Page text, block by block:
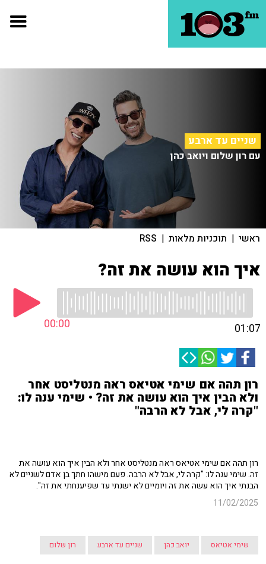
שניים עד ארבע
עם רון שלום ויואב כהן
ראשי | תוכניות מלאות |
RSS
איך הוא עושה את זה?
00:00 01:07
רון תהה אם שימי אטיאס ראה מנטליסט אחר
ולא הבין איך הוא עושה את זה? • שימי ענה לו:
"קרה לי, אבל לא הרבה"
רון תהה אם שימי אטיאס ראה מנטליסט אחר ולא הבין איך הוא עושה את
זה. שימי ענה לו: "קרה לי, אבל לא הרבה. פעם מישהו חתך בן אדם לשניים לא
הבנתי איך הוא עשה את זה ויומיים לא ישנתי עד שפיענחתי את זה".
11/02/2025
שימי אטיאס יואב כהן שניים עד ארבע רון שלום